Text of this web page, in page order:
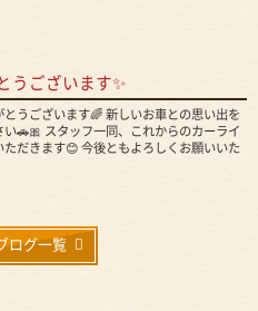
うございます✨
とうございます🌈 新しいお車との思い出を
い🚗🎀 スタッフ一同、これからのカーライ
ただきます😊 今後ともよろしくお願いいた
ログ一覧